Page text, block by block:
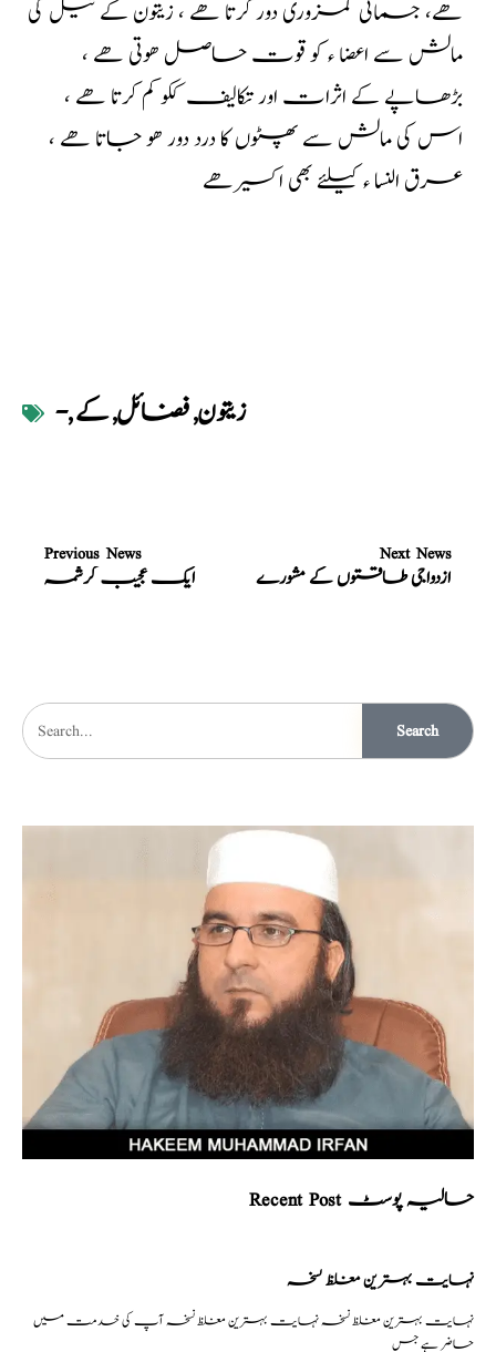
ھے، جسمانی کمزوری دور کرتا ھے ، زیتون کے تیل کی
مالشسے اعضا ء کو قوت حاصل ھوتی ھے ،
بڑھاپے کے اثرات اور تکالیف ککو کم کرتا ھے ،
اس کیمالش سے پھٹوں کا درد دور ھو جاتا ھے ،
عرق النسا ء کیلئے بھی اکسیر ھے
-, زیتون,فضائل,کے
Previous News
ایک عجیب کرشمہ
Next News
ازدواجی طاقتوں کے مشورے
Search
Recent Post حالیہ پوسٹ
نہایت بہترین مغلظ نسخہ
نہایت بہترین مغلظ نسخہ نہایت بہترین مغلظ نسخہ آپ کی خدمت میں
حاضر ہے جس